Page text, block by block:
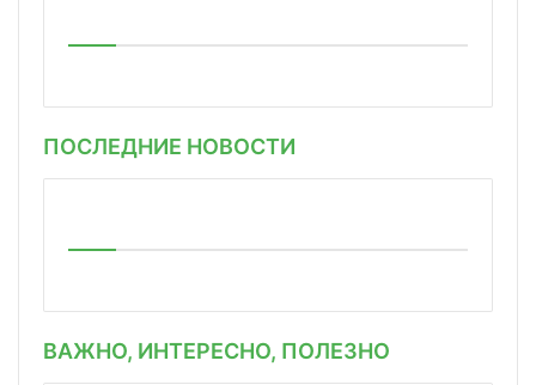
ПОСЛЕДНИЕ НОВОСТИ
ВАЖНО, ИНТЕРЕСНО, ПОЛЕЗНО